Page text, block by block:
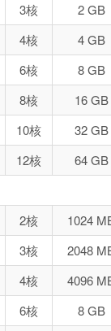
3核 2 GB
4核 4 GB
6核 8 GB
8核 16 GB
10核 32 GB
12核 64 GB
2核 1024
3核 2048
4核 4096
6核 8 GB